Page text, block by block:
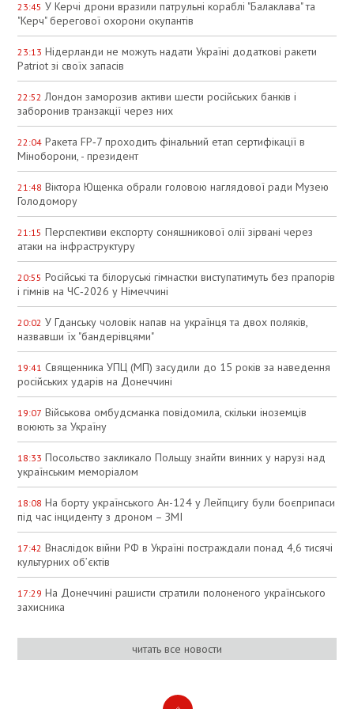
23:45 У Керчі дрони вразили патрульні кораблі "Балаклава" та
"Керч" берегової охорони окупантів
23:13 Нідерланди не можуть надати Україні додаткові ракети
Patriot зі своїх запасів
22:52 Лондон заморозив активи шести російських банків і
заборонив транзакції через них
22:04 Ракета FP‑7 проходить фінальний етап сертифікації в
Міноборони, - президент
21:48 Віктора Ющенка обрали головою наглядової ради Музею
Голодомору
21:15 Перспективи експорту соняшникової олії зірвані через
атаки на інфраструктуру
20:55 Російські та білоруські гімнастки виступатимуть без прапорів
і гімнів на ЧС‑2026 у Німеччині
20:02 У Гданську чоловік напав на українця та двох поляків,
назвавши їх "бандерівцями"
19:41 Священника УПЦ (МП) засудили до 15 років за наведення
російських ударів на Донеччині
19:07 Військова омбудсманка повідомила, скільки іноземців
воюють за Україну
18:33 Посольство закликало Польщу знайти винних у нарузі над
українським меморіалом
18:08 На борту українського Ан-124 у Лейпцигу були боєприпаси
під час інциденту з дроном – ЗМІ
17:42 Внаслідок війни РФ в Україні постраждали понад 4,6 тисячі
культурних об’єктів
17:29 На Донеччині рашисти стратили полоненого українського
захисника
читать все новости